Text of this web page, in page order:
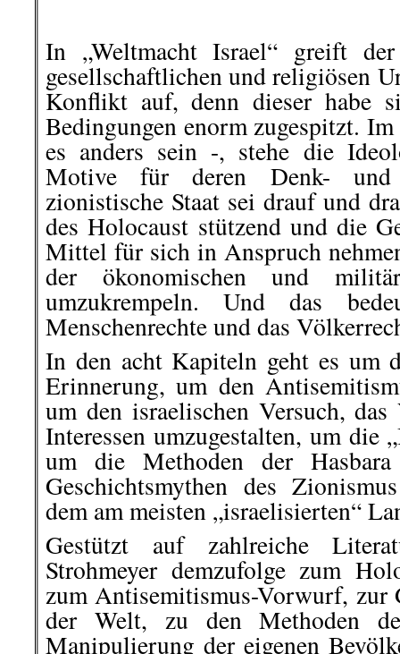
In „Weltmacht Israel“ greift
gesellschaftlichen und religiösen
Konflikt auf, denn dieser habe
Bedingungen enorm zugespitzt.
es anders sein -, stehe die
Motive für deren Denk- und
zionistische Staat sei drauf und
des Holocaust stützend und die
Mittel für sich in Anspruch
der ökonomischen und
umzukrempeln. Und das
Menschenrechte und das
In den acht Kapiteln geht es um
Erinnerung, um den
um den israelischen Versuch,
Interessen umzugestalten, um die
um die Methoden der
Geschichtsmythen des
dem am meisten „israelisierten“
Gestützt auf zahlreiche
Strohmeyer demzufolge zum
zum Antisemitismus-Vorwurf, zur
der Welt, zu den Methoden
Manipulierung der eigenen